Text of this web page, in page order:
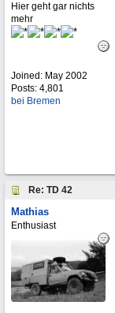
Hier geht gar nichts
mehr
Joined: May 2002
Posts: 4,801
bei Bremen
Re: TD 42
Mathias
Enthusiast